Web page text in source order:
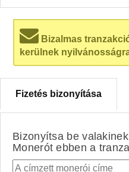
Bizalmas
kerülnek
Fizetés bizonyítása
Bizonyítsa be
Monerót ebben a